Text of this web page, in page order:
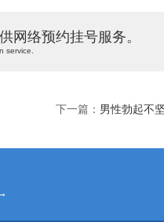
网络预约挂号服务。
service.
下一篇： 男性勃起不